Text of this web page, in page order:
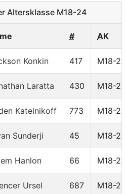
Altersklasse M18-24
# AK
Konkin 417 M18-24
Laratta 430 M18-24
Katelnikoff 773 M18-24
Sunderji 45 M18-24
Hanlon 66 M18-24
Ursel 687 M18-24